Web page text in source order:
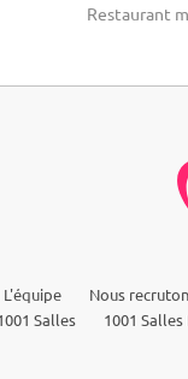
Restaurant
L'équipe Nous
Salles
1001 Salles